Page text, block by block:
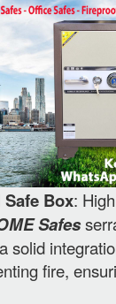
Box:
Safes
solid
fire,